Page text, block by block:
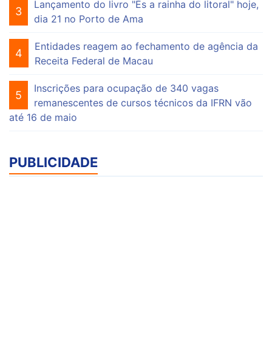
3
Lançamento do livro "És a rainha do litoral" hoje,
dia 21 no Porto de Ama
4
Entidades reagem ao fechamento de agência da
Receita Federal de Macau
5
Inscrições para ocupação de 340 vagas
remanescentes de cursos técnicos da IFRN vão
até 16 de maio
PUBLICIDADE